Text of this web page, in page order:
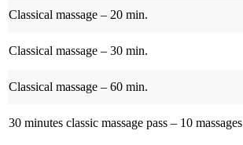
Classical massage – 20 min.
Classical massage – 30 min.
Classical massage – 60 min.
30 minutes classic massage pass – 10 massages